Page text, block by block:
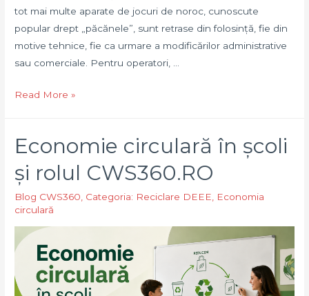
tot mai multe aparate de jocuri de noroc, cunoscute
popular drept „păcănele”, sunt retrase din folosință, fie din
motive tehnice, fie ca urmare a modificărilor administrative
sau comerciale. Pentru operatori, …
Colectare
jocuri
de
noroc
(„păcănele”)
scoase
din
uz
Read More »
Economie circulară în școli
și rolul CWS360.RO
Blog CWS360, Categoria: Reciclare DEEE, Economia
circulară